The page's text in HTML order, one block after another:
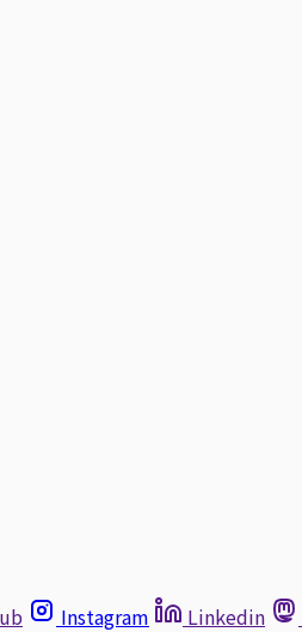
Instagram Linkedin